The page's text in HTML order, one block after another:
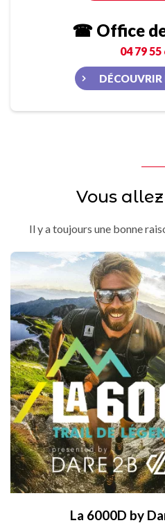
☎ Office
04 79 55
DÉCOUVRIR
Vous
Il y a toujours une bonne
La 6000D by